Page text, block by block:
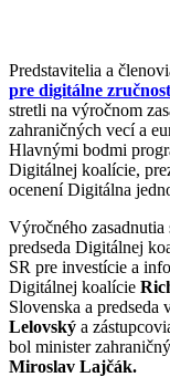
Predstavitelia a
pre digitálne
stretli na výročnom
zahraničných vecí a
Hlavnými bodmi
Digitálnej koalície,
ocenení Digitálna
Výročného zasadnutia
predseda Digitálnej
SR pre investície a
Digitálnej koalície
Slovenska a
Lelovský a
bol minister
Miroslav Lajčák.